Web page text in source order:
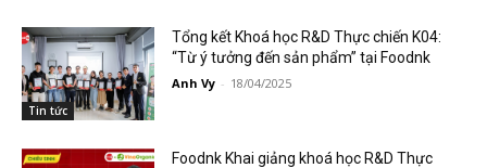
Tin tức
Tổng kết Khoá học R&D Thực chiến K04:
“Từ ý tưởng đến sản phẩm” tại Foodnk
Anh Vy - 18/04/2025
Foodnk Khai giảng khoá học R&D Thực